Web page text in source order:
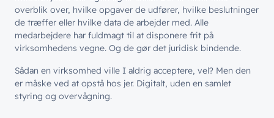
overblik over, hvilke opgaver de udfører, hvilke beslutninger
de træffer eller hvilke data de arbejder med. Alle
medarbejdere har fuldmagt til at disponere frit på
virksomhedens vegne. Og de gør det juridisk bindende.
Sådan en virksomhed ville I aldrig acceptere, vel? Men den
er måske ved at opstå hos jer. Digitalt, uden en samlet
styring og overvågning.